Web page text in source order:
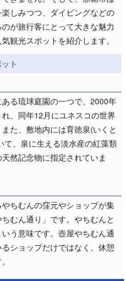
しみつつ、ダイビングなどの
が旅行客にとって大きな魅力
観光スポットを紹介します。
ト
ある琉球庭園の一つで、2000年
、同年12月にユネスコの世界
た、敷地内には育徳泉(いくと
て、泉に生える淡水産の紅藻類
然記念物に指定されていま
ちむんの窪元やショップが集
むん通り」です。やちむんと
う意味です。壺屋やちむん通
ショップだけではなく、休憩